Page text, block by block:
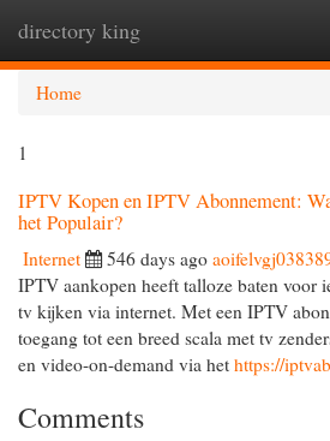
directory king
Home
1
IPTV Kopen en IPTV Abonnement:
het Populair?
Internet 546 days ago
IPTV aankopen heeft talloze baten voor
tv kijken via internet. Met een IPTV
toegang tot een breed scala met tv
en video-on-demand via het https://
Comments